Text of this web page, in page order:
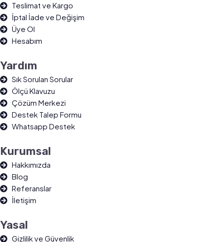
Teslimat ve Kargo
İptal İade ve Değişim
Üye Ol
Hesabım
Yardım
Sık Sorulan Sorular
Ölçü Klavuzu
Çözüm Merkezi
Destek Talep Formu
Whatsapp Destek
Kurumsal
Hakkımızda
Blog
Referanslar
İletişim
Yasal
Gizlilik ve Güvenlik